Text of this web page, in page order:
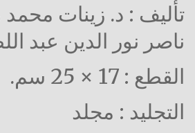
تأليف : د. زينات
ناصر نور الدين عبد
القطع : 17 × 25 سم.
التجليد : مجلد